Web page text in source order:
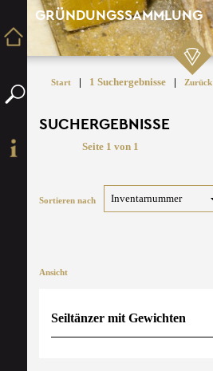
GRÜNDUNGSSAMMLUNG
Start | 1 Suchergebnisse | Zurück
SUCHERGEBNISSE
Seite 1 von 1
Sortieren nach
Ansicht
Seiltänzer mit Gewichten